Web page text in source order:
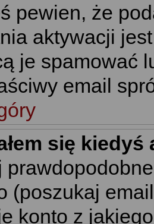
pewien, że
aktywacji
je spamować
email
się
(poszukaj
konto z